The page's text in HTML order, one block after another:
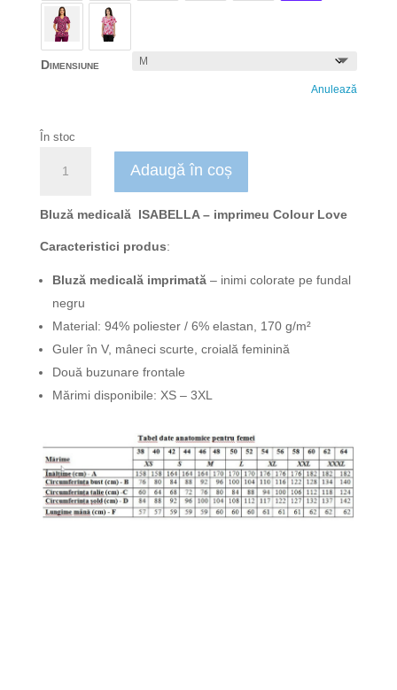
Dimensiune
Anulează
În stoc
Bluza
dama
Love
Adaugă în coș
Bluză medicală ISABELLA – imprimeu Colour Love
Caracteristici produs:
Bluză medicală imprimată– inimi colorate pe fundal
negru
Material: 94% poliester / 6% elastan, 170 g/m²
Guler în V, mâneci scurte, croială feminină
Două buzunare frontale
Mărimi disponibile: XS – 3XL